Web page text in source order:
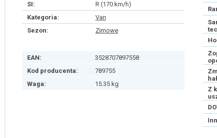
SI:
R (170 km/h)
Kategoria:
Van
Sezon:
Zimowe
EAN:
3528707897558
Kod producenta:
789755
Waga:
15.35 kg
Z